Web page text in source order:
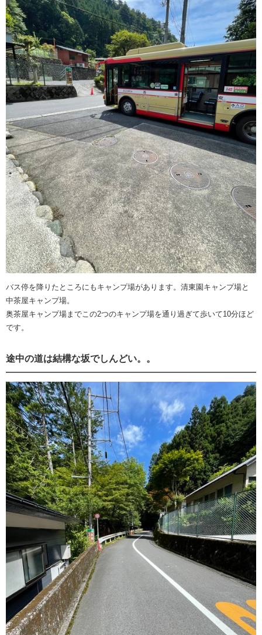
バス停を降りたところにもキャンプ場があります。清東園キャンプ場と
中茶屋キャンプ場。
奥茶屋キャンプ場までこの2つのキャンプ場を通り過ぎて歩いて10分ほど
です。
途中の道は結構な坂でしんどい。。